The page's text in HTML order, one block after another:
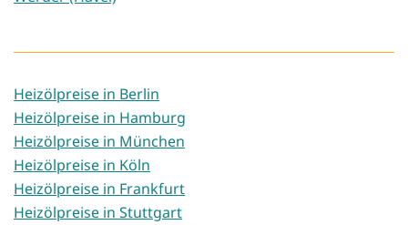
Heizölpreise in Berlin
Heizölpreise in Hamburg
Heizölpreise in München
Heizölpreise in Köln
Heizölpreise in Frankfurt
Heizölpreise in Stuttgart